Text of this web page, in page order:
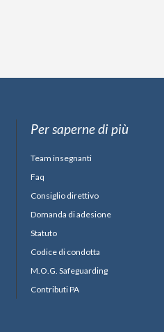
Per saperne di più
Team insegnanti
Faq
Consiglio direttivo
Domanda di adesione
Statuto
Codice di condotta
M.O.G. Safeguarding
Contributi PA